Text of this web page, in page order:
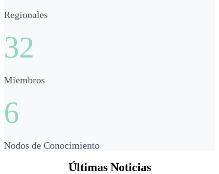
Regionales
32
Miembros
6
Nodos de Conocimiento
Últimas Noticias